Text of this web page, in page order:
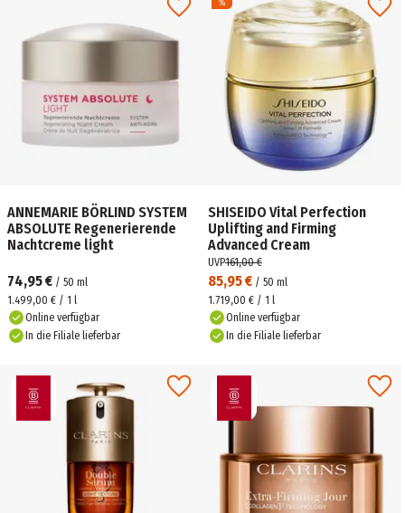
ANNEMARIE BÖRLIND SYSTEM
ABSOLUTE Regenerierende
Nachtcreme light
74,95 € / 50 ml
1.499,00 € / 1 l
Online verfügbar
In die Filiale lieferbar
SHISEIDO Vital Perfection
Uplifting and Firming
Advanced Cream
85,95 € / 50 ml
UVP161,00 €
1.719,00 € / 1 l
Online verfügbar
In die Filiale lieferbar